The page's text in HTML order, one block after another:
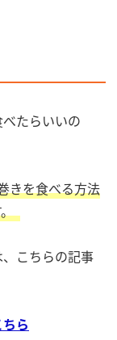
たらいいの
きを食べる方法
こちらの記事
ら